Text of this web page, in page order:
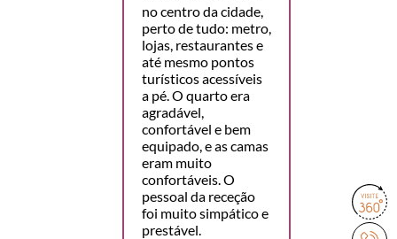
no centro da cidade,
perto de tudo: metro,
lojas, restaurantes e
até mesmo pontos
turísticos acessíveis
a pé. O quarto era
agradável,
confortável e bem
equipado, e as camas
eram muito
confortáveis. O
pessoal da receção
foi muito simpático e
prestável.